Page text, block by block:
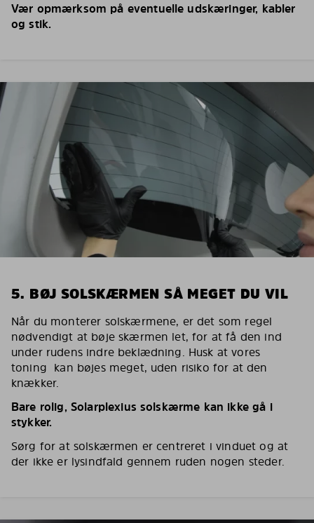
Vær opmærksom på eventuelle udskæringer, kabler
og stik.
5. BØJ SOLSKÆRMEN SÅ MEGET DU VIL
Når du monterer solskærmene, er det som regel
nødvendigt at bøje skærmen let, for at få den ind
under rudens indre beklædning. Husk at vores
toning kan bøjes meget, uden risiko for at den
knækker.
Bare rolig, Solarplexius solskærme kan ikke gå i
stykker.
Sørg for at solskærmen er centreret i vinduet og at
der ikke er lysindfald gennem ruden nogen steder.